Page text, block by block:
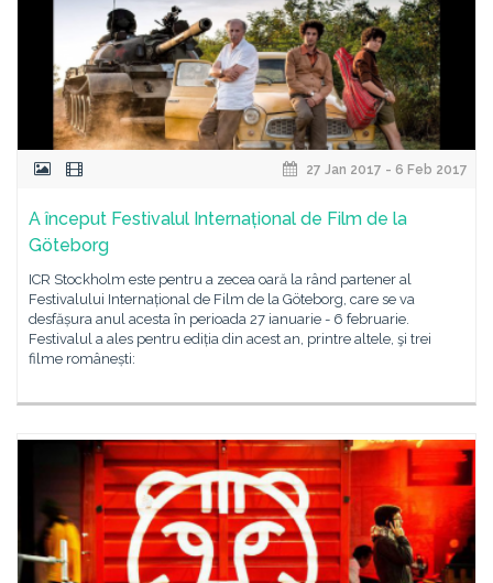
27 Jan 2017 - 6 Feb 2017
A început Festivalul Internațional de Film de la
Göteborg
ICR Stockholm este pentru a zecea oară la rând partener al
Festivalului Internațional de Film de la Göteborg, care se va
desfășura anul acesta în perioada 27 ianuarie - 6 februarie.
Festivalul a ales pentru ediția din acest an, printre altele, şi trei
filme românești: